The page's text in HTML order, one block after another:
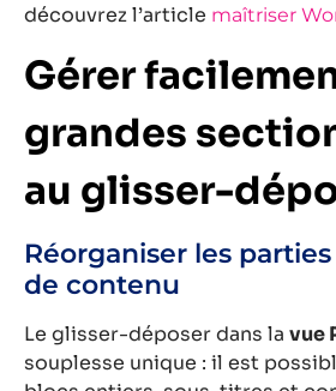
découvrez l’article maîtriser
Gérer
grandes
au glisser-
Réorganiser les
de contenu
Le glisser-déposer dans la vue
souplesse unique : il est